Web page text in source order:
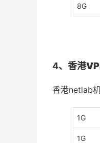
8G
4、 香港
香港netlab
1G
1G